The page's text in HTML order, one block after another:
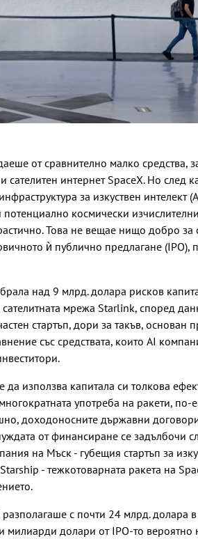
от сравнително малко средства,
интернет SpaceX. Но след
за изкуствен интелект
потенциално космически
Това не вещае нищо добро за
ѝ публично предлагане (IPO),
над 9 млрд. долара рисков
мрежа Starlink, според
стартъп, дори за такъв, основан
със средствата, които AI
да използва капитала си толкова
употреба на ракети, по-
доходоносните държавни
от финансиране се задълбочи
на Мъск - губещия стартъп за
- тежкотоварната ракета на
с почти 24 млрд. долара
милиарди долари от IPO-то вероятно